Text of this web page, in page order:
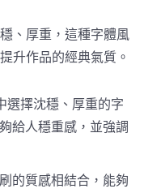
、厚重，這種字體風
升作品的經典氣質。
選擇沈穩、厚重的字
給人穩重感，並強調
的質感相結合，能夠